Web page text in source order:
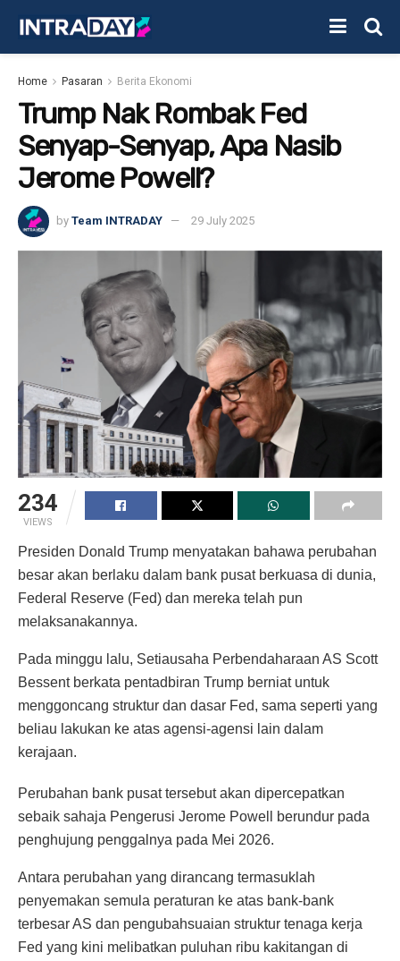
Home Pasaran Berita Ekonomi
Trump Nak Rombak Fed
Senyap-Senyap, Apa Nasib
Jerome Powell?
by Team INTRADAY 29 July 2025
234
VIEWS
Presiden Donald Trump menyatakan bahawa perubahan
besar akan berlaku dalam bank pusat berkuasa di dunia,
Federal Reserve (Fed) dan mereka telah pun
melaksanakannya.
Pada minggu lalu, Setiausaha Perbendaharaan AS Scott
Bessent berkata pentadbiran Trump berniat untuk
menggoncang struktur dan dasar Fed, sama seperti yang
beliau lakukan ke atas agensi-agensi lain dalam
kerajaan.
Perubahan bank pusat tersebut akan dipercepatkan
sebaik sahaja Pengerusi Jerome Powell berundur pada
penghujung penggalnya pada Mei 2026.
Antara perubahan yang dirancang termasuklah
penyemakan semula peraturan ke atas bank-bank
terbesar AS dan pengubahsuaian struktur tenaga kerja
Fed yang kini melibatkan puluhan ribu kakitangan di